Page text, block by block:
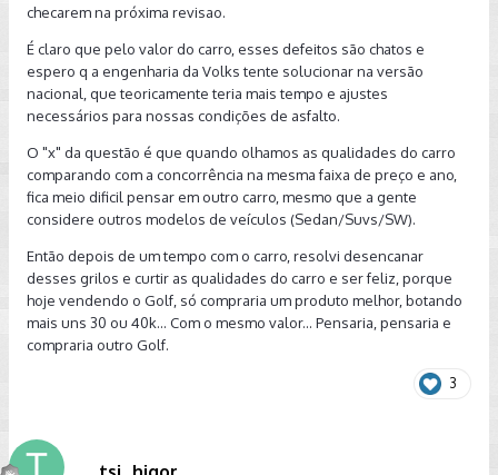
checarem na próxima revisao.
É claro que pelo valor do carro, esses defeitos são chatos e
espero q a engenharia da Volks tente solucionar na versão
nacional, que teoricamente teria mais tempo e ajustes
necessários para nossas condições de asfalto.
O "x" da questão é que quando olhamos as qualidades do carro
comparando com a concorrência na mesma faixa de preço e ano,
fica meio dificil pensar em outro carro, mesmo que a gente
considere outros modelos de veículos (Sedan/Suvs/SW).
Então depois de um tempo com o carro, resolvi desencanar
desses grilos e curtir as qualidades do carro e ser feliz, porque
hoje vendendo o Golf, só compraria um produto melhor, botando
mais uns 30 ou 40k... Com o mesmo valor... Pensaria, pensaria e
compraria outro Golf.
3